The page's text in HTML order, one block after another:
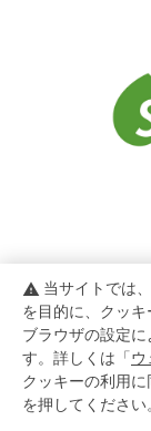
warning 当サイトでは
を目的に、クッキ
ブラウザの設定
す。詳しくは「ウ
クッキーの利用
を押してください